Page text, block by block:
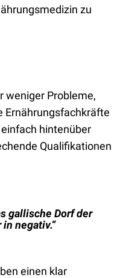
zu
weniger Probleme,
Ernährungsfachkräfte
hintenüber
Qualifikationen
gallische Dorf der
negativ.“
einen klar